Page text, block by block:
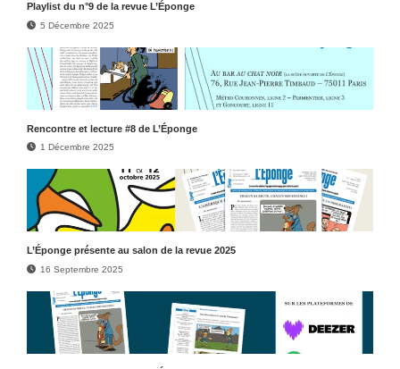
Play­list du n°9 de la revue L’Éponge
5 Décembre 2025
Rencontre et lecture #8 de L’Éponge
1 Décembre 2025
L’Éponge présente au salon de la revue 2025
16 Septembre 2025